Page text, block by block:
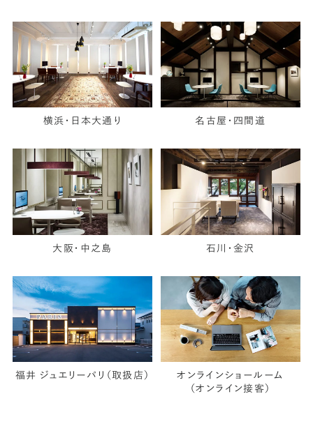
横浜・日本大通り 名古屋・四間道
大阪・中之島 石川・金沢
福井 ジュエリーパリ（取扱店）
オンラインショールーム
（オンライン接客）